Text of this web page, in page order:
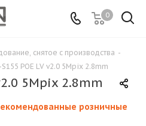
0
снятое с производства -
POE LV v2.0 5Mpix 2.8mm
5Mpix 2.8mm
розничные